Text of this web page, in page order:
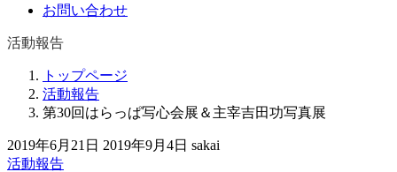
お問い合わせ
活動報告
トップページ
活動報告
第30回はらっぱ写心会展＆主宰吉田功写真展
2019年6月21日 2019年9月4日 sakai
活動報告